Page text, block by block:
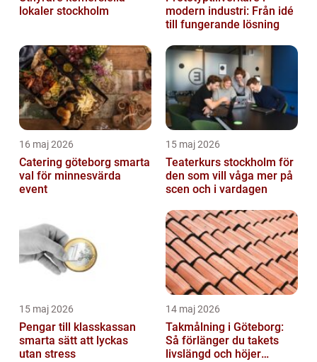
lokaler stockholm
modern industri: Från idé
till fungerande lösning
16 maj 2026
Catering göteborg smarta
val för minnesvärda
event
15 maj 2026
Teaterkurs stockholm för
den som vill våga mer på
scen och i vardagen
15 maj 2026
Pengar till klasskassan
smarta sätt att lyckas
utan stress
14 maj 2026
Takmålning i Göteborg:
Så förlänger du takets
livslängd och höjer